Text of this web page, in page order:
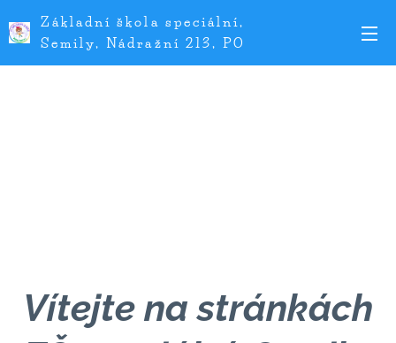
Základní škola speciální,
Semily, Nádražní 213, PO
Vítejte na stránkách